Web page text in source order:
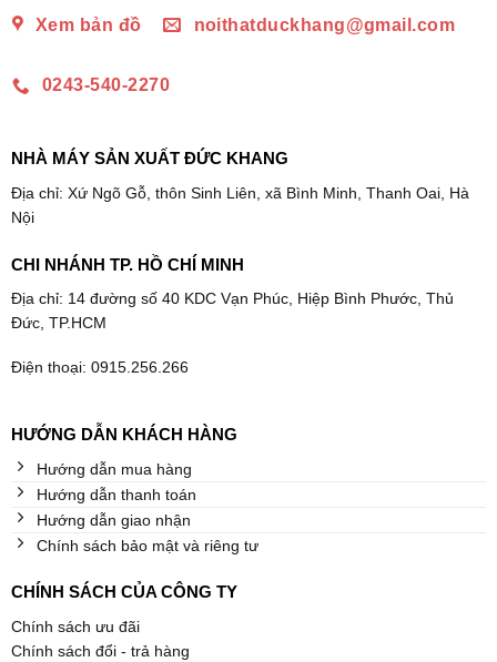
Xem bản đồ
noithatduckhang@gmail.com
0243-540-2270
NHÀ MÁY SẢN XUẤT ĐỨC KHANG
Địa chỉ: Xứ Ngõ Gỗ, thôn Sinh Liên, xã Bình Minh, Thanh Oai, Hà
Nội
CHI NHÁNH TP. HỒ CHÍ MINH
Địa chỉ: 14 đường số 40 KDC Vạn Phúc, Hiệp Bình Phước, Thủ
Đức, TP.HCM
Điện thoại: 0915.256.266
HƯỚNG DẪN KHÁCH HÀNG
Hướng dẫn mua hàng
Hướng dẫn thanh toán
Hướng dẫn giao nhận
Chính sách bảo mật và riêng tư
CHÍNH SÁCH CỦA CÔNG TY
Chính sách ưu đãi
Chính sách đổi - trả hàng